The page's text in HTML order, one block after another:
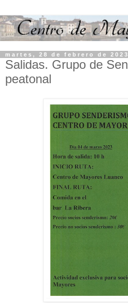
martes, 28 de febrero de 2023
Salidas. Grupo de
peatonal